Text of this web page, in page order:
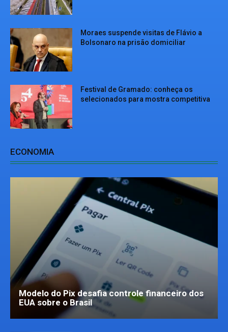
Moraes suspende visitas de Flávio a
Bolsonaro na prisão domiciliar
Festival de Gramado: conheça os
selecionados para mostra competitiva
ECONOMIA
Modelo do Pix desafia controle financeiro dos
EUA sobre o Brasil